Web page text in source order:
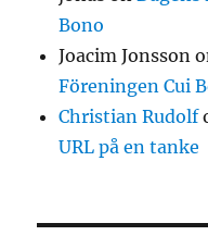
Bono
Joacim Jonsson
Föreningen Cui
Christian Rudolf
URL på en tanke